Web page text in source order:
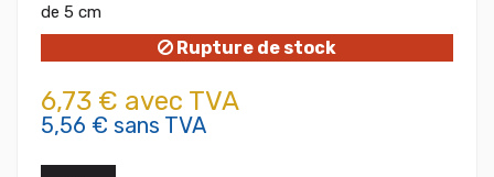
de 5 cm
Rupture de stock
6,73 € avec TVA
5,56 € sans TVA